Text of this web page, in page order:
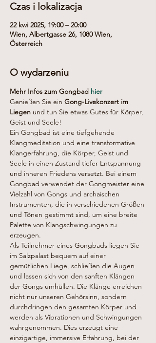
Czas i lokalizacja
22 kwi 2025, 19:00 – 20:00
Wien, Albertgasse 26, 1080 Wien,
Österreich
O wydarzeniu
Mehr Infos zum Gongbad hier
Genießen Sie ein Gong-Livekonzert im
Liegen und tun Sie etwas Gutes für Körper,
Geist und Seele!
Ein Gongbad ist eine tiefgehende
Klangmeditation und eine transformative
Klangerfahrung, die Körper, Geist und
Seele in einen Zustand tiefer Entspannung
und inneren Friedens versetzt. Bei einem
Gongbad verwendet der Gongmeister eine
Vielzahl von Gongs und archaischen
Instrumenten, die in verschiedenen Größen
und Tönen gestimmt sind, um eine breite
Palette von Klangschwingungen zu
erzeugen.
Als Teilnehmer eines Gongbads liegen Sie
im Salzpalast bequem auf einer
gemütlichen Liege, schließen die Augen
und lassen sich von den sanften Klängen
der Gongs umhüllen. Die Klänge erreichen
nicht nur unseren Gehörsinn, sondern
durchdringen den gesamten Körper und
werden als Vibrationen und Schwingungen
wahrgenommen. Dies erzeugt eine
einzigartige, immersive Erfahrung, bei der